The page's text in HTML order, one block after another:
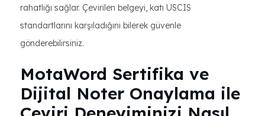
rahatlığı sağlar. Çevirilen belgeyi, katı USCIS
standartlarını karşıladığını bilerek güvenle
gönderebilirsiniz.
MotaWord Sertifika ve
Dijital Noter Onaylama ile